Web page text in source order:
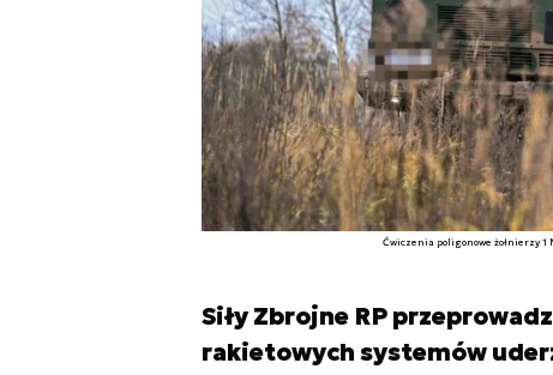
Ćwiczenia poligonowe żołnierzy
Siły Zbrojne RP
rakietowych systemów